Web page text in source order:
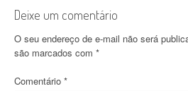
g
a
ç
Deixe um comentário
O seu endereço de e-mail não será
são marcados com *
Comentário *